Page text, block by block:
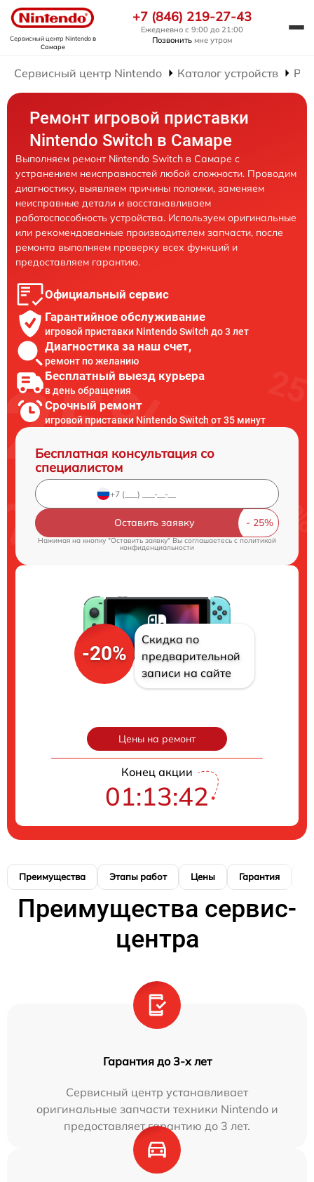
Сервисный центр Nintendoв
Самаре
+7 (846) 219-27-43
Ежедневно с 9:00 до 21:00
Позвонить мне утром
Сервисный центр Nintendo Каталог устройств
Ремонт игровой приставки
Nintendo Switch в Самаре
Выполняем ремонт Nintendo Switch в Самаре с
устранением неисправностей любой сложности. Проводим
диагностику, выявляем причины поломки, заменяем
неисправные детали и восстанавливаем
работоспособность устройства. Используем оригинальные
или рекомендованные производителем запчасти, после
ремонта выполняем проверку всех функций и
предоставляем гарантию.
Официальный сервис
Гарантийное обслуживание
игровой приставки Nintendo Switch до 3 лет
Диагностика за наш счет,
ремонт по желанию
Бесплатный выезд курьера
в день обращения
Срочный ремонт
игровой приставки Nintendo Switch от 35 минут
Бесплатная консультация со
специалистом
Оставить заявку
Нажимая на кнопку "Оставить заявку" Вы соглашаетесь c политикой
конфиденциальности
-20%
Скидка по
предварительной
записи на сайте
Цены на ремонт
Конец акции
01:13:41
Преимущества Этапы работ Цены Гарантия
Преимущества сервис-
центра
Гарантия до 3-х лет
Сервисный центр устанавливает
оригинальные запчасти техники Nintendo и
предоставляет гарантию до 3 лет.